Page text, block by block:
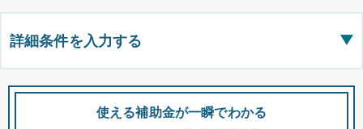
詳細条件を入力する ▶
都道府県
使える補助金が一瞬でわかる